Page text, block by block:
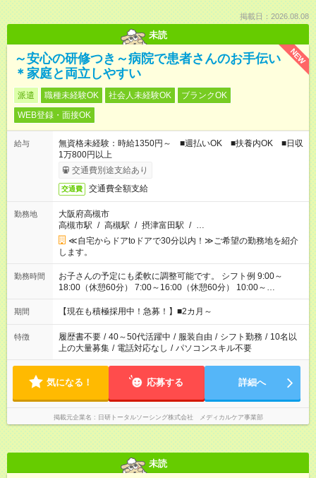
掲載日：2026.08.08
未読
NEW
～安心の研修つき～病院で患者さんのお手伝い
＊家庭と両立しやすい
派遣 職種未経験OK 社会人未経験OK
ブランクOK
WEB登録・面接OK
給与
無資格未経験：時給1350円～ ■週払いOK ■扶養内OK ■日収
1万800円以上
交通費別途支給あり
交通費 交通費全額支給
勤務地
大阪府高槻市
高槻市駅 / 高槻駅 / 摂津富田駅 / …
≪自宅からドアtoドアで30分以内！≫ご希望の勤務地を紹介
します。
勤務時間
お子さんの予定にも柔軟に調整可能です。 シフト例 9:00～
18:00（休憩60分） 7:00～16:00（休憩60分） 10:00～
19:00（休憩60分） ※Wワーク希望の方へ 今ご覧のお仕事で希
望する勤務時間と、もう1つのお仕事の勤務時間の合計が 週40
期間 【現在も積極採用中！急募！】■2カ月～
特徴 履歴書不要 / 40～50代活躍中 / 服装自由 / シフト勤務 / 10名以
上の大量募集 / 電話対応なし / パソコンスキル不要
気になる！ 応募する 詳細へ
掲載元企業名 日研トータルソーシング株式会社 メディカルケア事業部
未読